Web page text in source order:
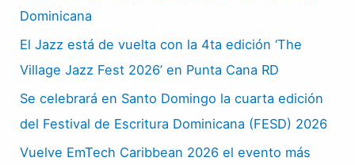
Dominicana
El Jazz está de vuelta con la 4ta edición ‘The
Village Jazz Fest 2026’ en Punta Cana RD
Se celebrará en Santo Domingo la cuarta edición
del Festival de Escritura Dominicana (FESD) 2026
Vuelve EmTech Caribbean 2026 el evento más